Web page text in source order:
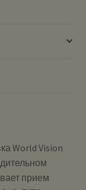
World Vision
прием